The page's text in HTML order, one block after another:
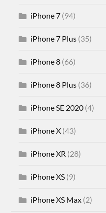
iPhone 7 (94)
iPhone 7 Plus (35)
iPhone 8 (66)
iPhone 8 Plus (36)
iPhone SE 2020 (4)
iPhone X (43)
iPhone XR (28)
iPhone XS (9)
iPhone XS Max (2)